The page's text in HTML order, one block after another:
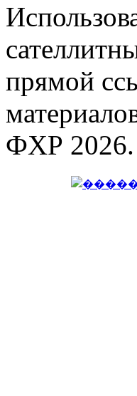
прямой
ФХР 2026.